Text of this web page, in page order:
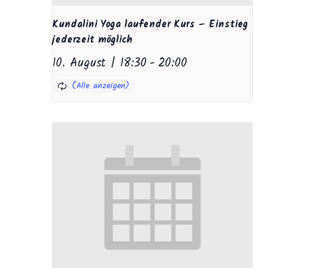
Kundalini Yoga laufender Kurs – Einstieg
jederzeit möglich
10. August | 18:30 -20:00